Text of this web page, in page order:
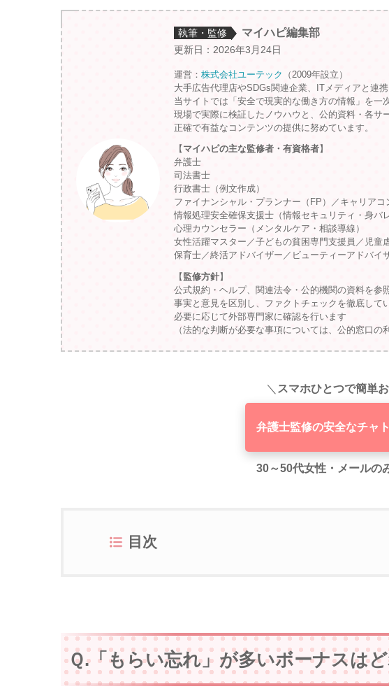
執筆・監修 マイハピ編集部
更新日：2026年3月24日
運営： 株式会社ユーテック
（2009年設立）
大手広告代理店やSDGs関連企業、ITメディアと連
当サイトでは「安全で現実的な働き方の情報」を一
現場で実際に検証したノウハウと、公的資料・各サ
正確で有益なコンテンツの提供に努めています。
【 マイハピの主な監修者・有資格者】
弁護士
司法書士
行政書士（例文作成）
ファイナンシャル・プランナー（FP）／キャリアコ
情報処理安全確保支援士（情報セキュリティ・身バ
心理カウンセラー（メンタルケア・相談導線）
女性活躍マスター／子どもの貧困専門支援員／児童
保育士／終活アドバイザー／ビューティーアドバ
【 監修方針】
公式規約・ヘルプ、関連法令・公的機関の資料を参
事実と意見を区別し、ファクトチェックを徹底して
必要に応じて外部専門家に確認を行います
（法的な判断が必要な事項については、公的窓口の
＼ スマホひとつで簡単
弁護士監修の安全なチャ
30～50代女性・メールの
目次
Ｑ.「もらい忘れ」が多いボーナスは